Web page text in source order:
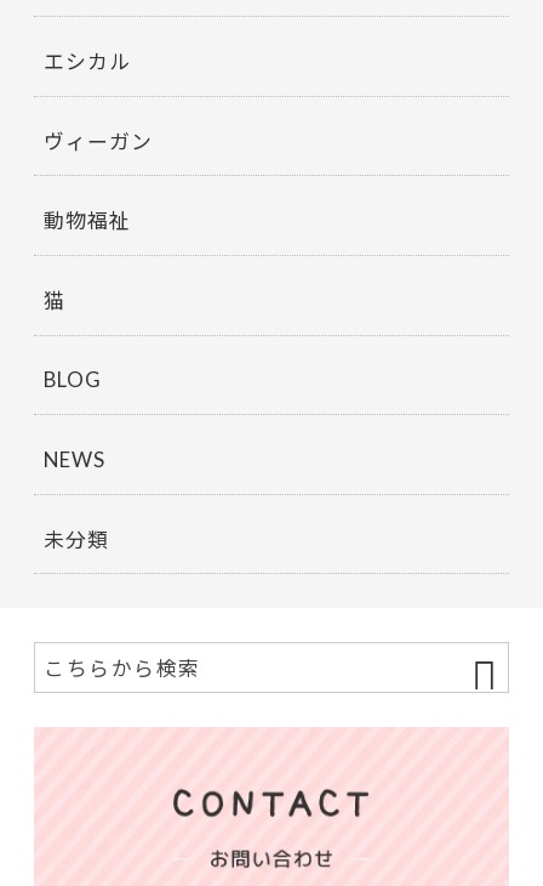
エシカル
ヴィーガン
動物福祉
猫
BLOG
NEWS
未分類